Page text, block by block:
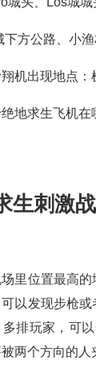
下方公路、小
机出现地点：
地求生飞机
生刺激
里位置最高
以发现步枪
排玩家，可
两个方向的人